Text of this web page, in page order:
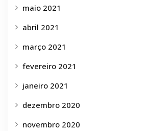
maio 2021
abril 2021
março 2021
fevereiro 2021
janeiro 2021
dezembro 2020
novembro 2020